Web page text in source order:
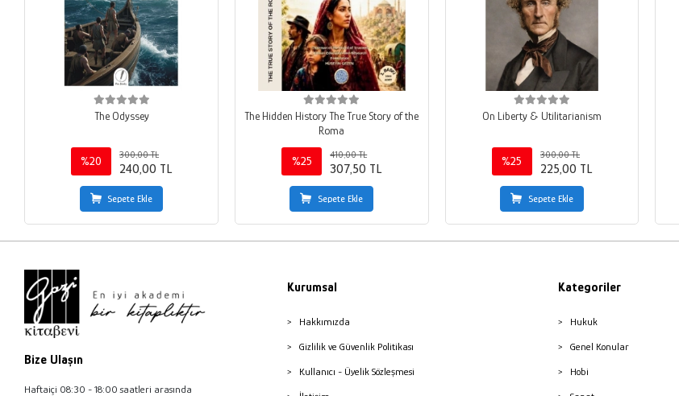
The Odyssey
%20
300,00 TL
240,00 TL
Sepete Ekle
The Hidden History The True Story of the
Roma
%25
410,00 TL
307,50 TL
Sepete Ekle
On Liberty & Utilitarianism
%25
300,00 TL
225,00 TL
Sepete Ekle
Bize Ulaşın
Haftaiçi 08:30 - 18:00 saatleri arasında
Kurumsal
Hakkımızda
Gizlilik ve Güvenlik Politikası
Kullanıcı - Üyelik Sözleşmesi
Kategoriler
Hukuk
Genel Konular
Hobi